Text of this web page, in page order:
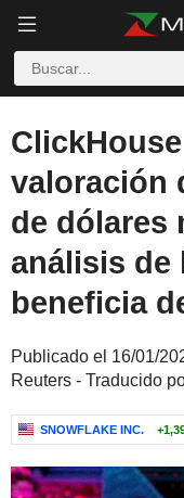
valoración
de dólares
análisis de
beneficia
Publicado el 16/01/
Reuters - Traducido
SNOWFLAKE INC.